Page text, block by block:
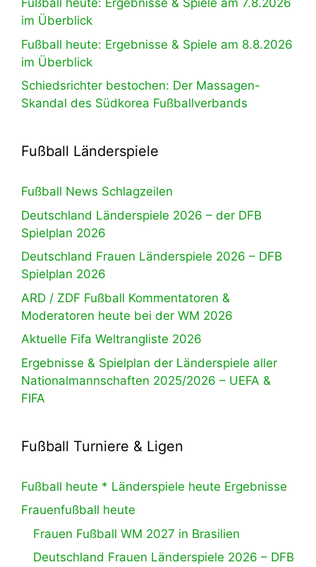
Fußball heute: Ergebnisse & Spiele am 7.8.2026
im Überblick
Fußball heute: Ergebnisse & Spiele am 8.8.2026
im Überblick
Schiedsrichter bestochen: Der Massagen-
Skandal des Südkorea Fußballverbands
Fußball Länderspiele
Fußball News Schlagzeilen
Deutschland Länderspiele 2026 – der DFB
Spielplan 2026
Deutschland Frauen Länderspiele 2026 – DFB
Spielplan 2026
ARD / ZDF Fußball Kommentatoren &
Moderatoren heute bei der WM 2026
Aktuelle Fifa Weltrangliste 2026
Ergebnisse & Spielplan der Länderspiele aller
Nationalmannschaften 2025/2026 – UEFA &
FIFA
Fußball Turniere & Ligen
Fußball heute * Länderspiele heute Ergebnisse
Frauenfußball heute
Frauen Fußball WM 2027 in Brasilien
Deutschland Frauen Länderspiele 2026 – DFB